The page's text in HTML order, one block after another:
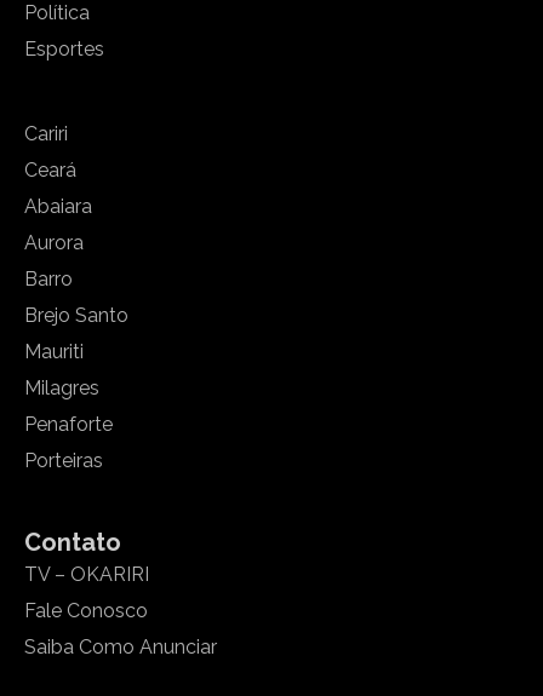
Política
Esportes
Cariri
Ceará
Abaiara
Aurora
Barro
Brejo Santo
Mauriti
Milagres
Penaforte
Porteiras
Contato
TV – OKARIRI
Fale Conosco
Saiba Como Anunciar